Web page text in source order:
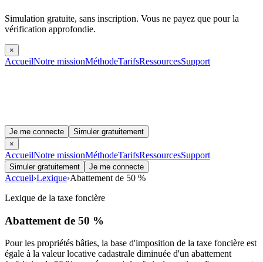
Simulation gratuite, sans inscription. Vous ne payez que pour la
vérification approfondie.
×
AccueilNotre missionMéthodeTarifsRessourcesSupport
Je me connecte
Simuler gratuitement
×
AccueilNotre missionMéthodeTarifsRessourcesSupport
Simuler gratuitement Je me connecte
Accueil›Lexique›Abattement de 50 %
Lexique de la taxe foncière
Abattement de 50 %
Pour les propriétés bâties, la base d'imposition de la taxe foncière est
égale à la valeur locative cadastrale diminuée d'un abattement